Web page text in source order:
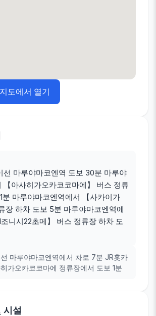
도에서 열기
선 마루야마코엔역 도보 30분 마루야
【아사히가오카코코마에】 버스 정류
분 마루야마코엔역에서 【사카이가
장 하차 도보 5분 마루야마코엔역에
조니시22초메】 버스 정류장 하차 도
마루야마코엔역에서 차로 7분 JR홋카
가오카코코마에 정류장에서 도보 1분
시설